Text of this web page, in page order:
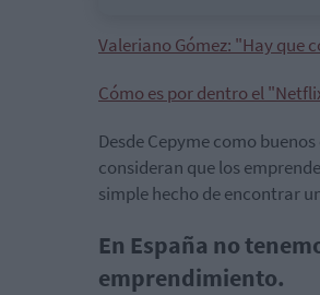
Valeriano Gómez: "Hay que
Cómo es por dentro el
Desde Cepyme como
consideran que los
simple hecho de encontrar
En España no
emprendimiento.